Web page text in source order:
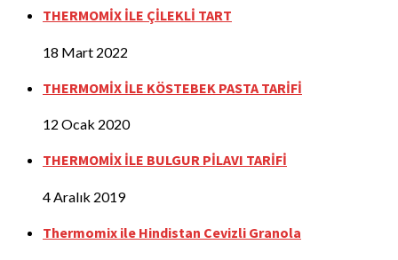
THERMOMİX İLE ÇİLEKLİ TART
18 Mart 2022
THERMOMİX İLE KÖSTEBEK PASTA TARİFİ
12 Ocak 2020
THERMOMİX İLE BULGUR PİLAVI TARİFİ
4 Aralık 2019
Thermomix ile Hindistan Cevizli Granola